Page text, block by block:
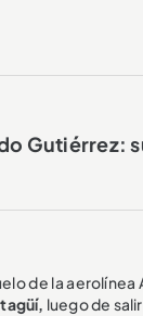
Gutiérrez:
de la aerolínea
luego de